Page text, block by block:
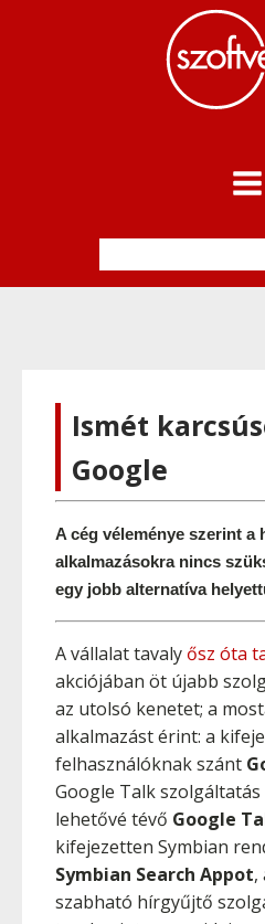
Ismét
Google
A cég véleménye szerint a
alkalmazásokra nincs
egy jobb alternatíva
A vállalat tavaly ősz óta
akciójában öt újabb
az utolsó kenetet; a
alkalmazást érint: a
felhasználóknak szánt
Google Talk
lehetővé tévő Google
kifejezetten Symbian
Symbian Search Appot,
szabható hírgyűjtő